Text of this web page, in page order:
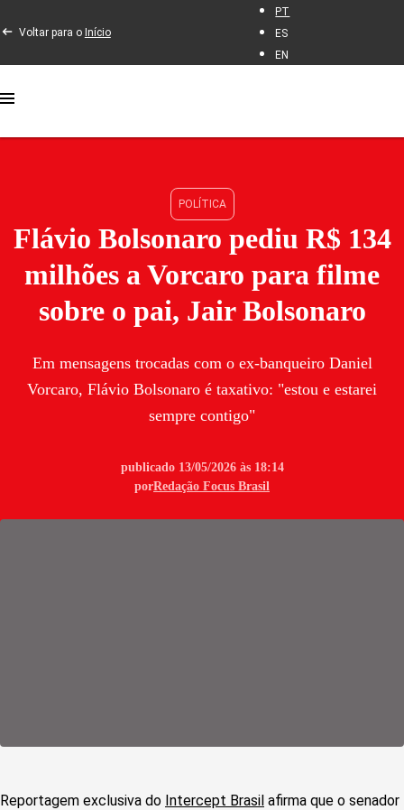
Voltar para o Início
PT
ES
EN
POLÍTICA
Flávio Bolsonaro pediu R$ 134
milhões a Vorcaro para filme
sobre o pai, Jair Bolsonaro
Em mensagens trocadas com o ex-banqueiro Daniel
Vorcaro, Flávio Bolsonaro é taxativo: "estou e estarei
sempre contigo"
publicado 13/05/2026 às 18:14
porRedação Focus Brasil
Reportagem exclusiva do Intercept Brasil afirma que o senador